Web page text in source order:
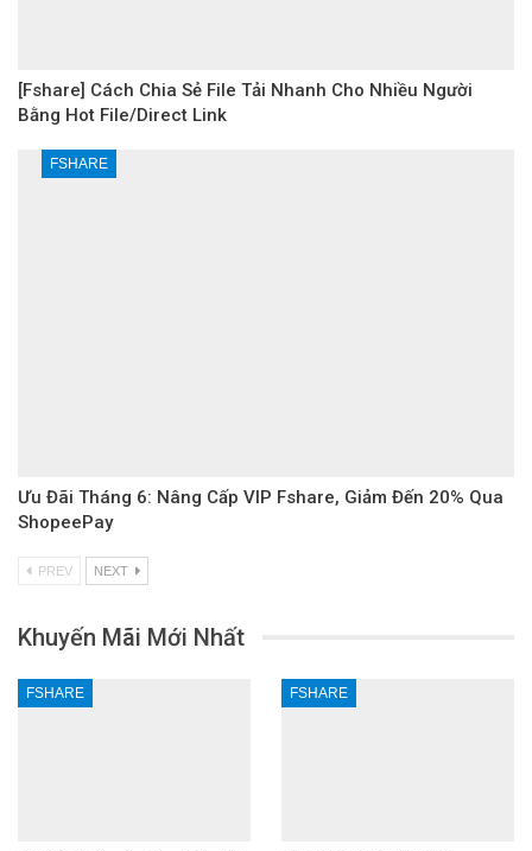
[Fshare] Cách Chia Sẻ File Tải Nhanh Cho Nhiều Người
Bằng Hot File/Direct Link
FSHARE
Ưu Đãi Tháng 6: Nâng Cấp VIP Fshare, Giảm Đến 20% Qua
ShopeePay
PREV NEXT
Khuyến Mãi Mới Nhất
FSHARE FSHARE